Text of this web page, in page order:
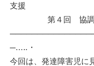
支援
第４回 協調運
─…‥・
今回は、発達障害児に